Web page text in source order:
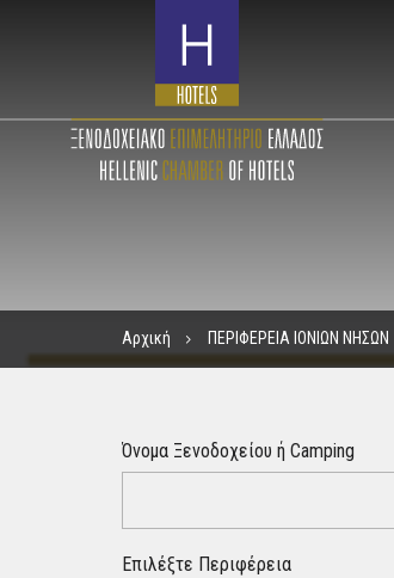
Αρχική ΠΕΡΙΦΕΡΕΙΑ ΙΟΝΙΩΝ ΝΗΣΩΝ
Όνομα Ξενοδοχείου ή Camping
Επιλέξτε Περιφέρεια